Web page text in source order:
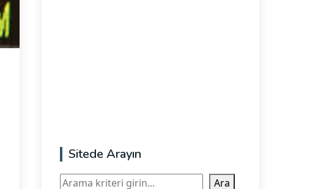
Sitede Arayın
Ara Ara